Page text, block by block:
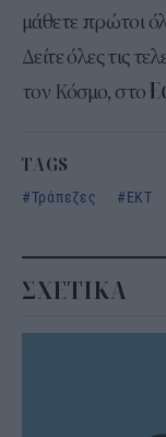
μάθετε πρώτοι
Δείτε όλες τις
τον Κόσμο, στο
TAGS
Τράπεζες
ΕΚΤ
ΣΧΕΤΙΚΑ